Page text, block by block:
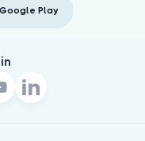
Google Play